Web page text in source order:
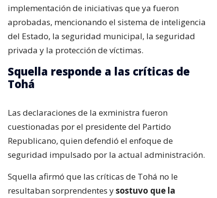
implementación de iniciativas que ya fueron
aprobadas, mencionando el sistema de inteligencia
del Estado, la seguridad municipal, la seguridad
privada y la protección de víctimas.
Squella responde a las críticas de
Tohá
Las declaraciones de la exministra fueron
cuestionadas por el presidente del Partido
Republicano, quien defendió el enfoque de
seguridad impulsado por la actual administración.
Squella afirmó que las críticas de Tohá no le
resultaban sorprendentes ysostuvo que la